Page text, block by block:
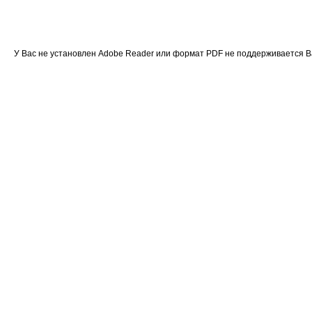
У Вас не установлен Adobe Reader или формат PDF не поддерживается